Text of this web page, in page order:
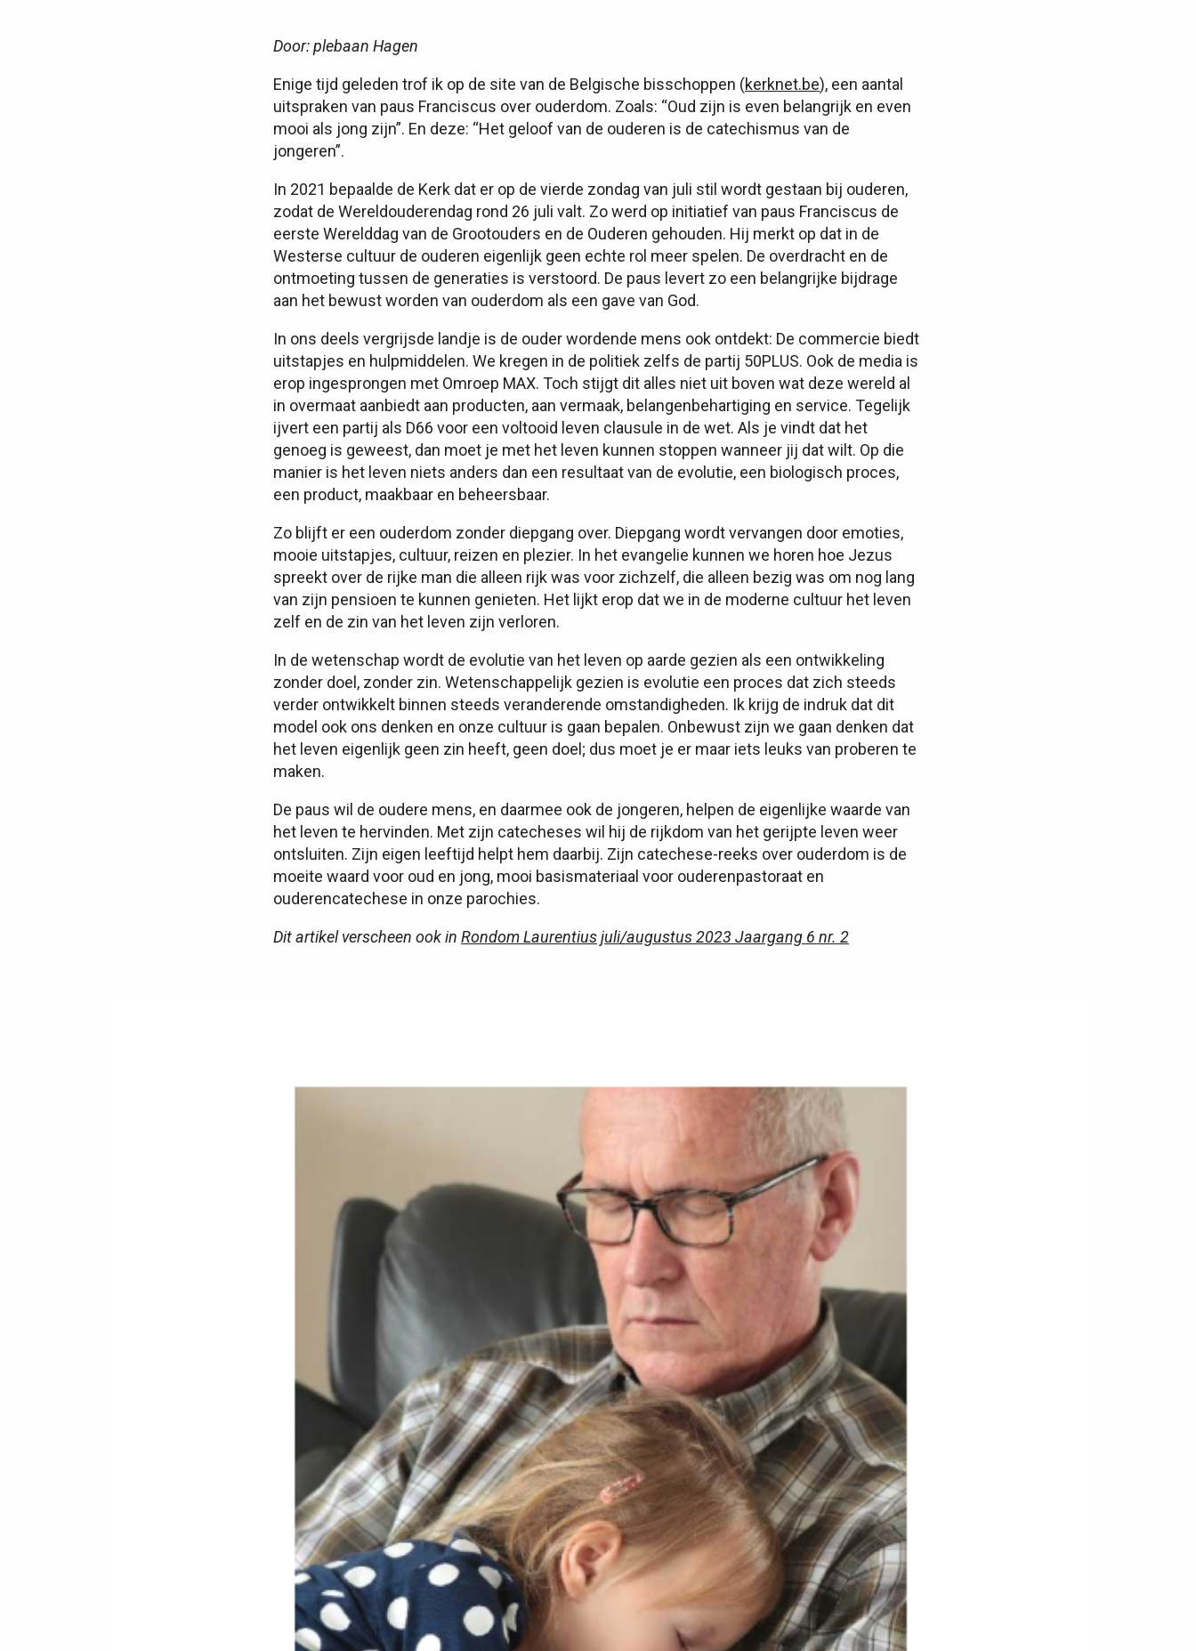
Door: plebaan Hagen
Enige tijd geleden trof ik op de site van de Belgische bisschoppen (kerknet.be), een aantal
uitspraken van paus Franciscus over ouderdom. Zoals: “Oud zijn is even belangrijk en even
mooi als jong zijn”. En deze: “Het geloof van de ouderen is de catechismus van de
jongeren”.
In 2021 bepaalde de Kerk dat er op de vierde zondag van juli stil wordt gestaan bij ouderen,
zodat de Wereldouderendag rond 26 juli valt. Zo werd op initiatief van paus Franciscus de
eerste Werelddag van de Grootouders en de Ouderen gehouden. Hij merkt op dat in de
Westerse cultuur de ouderen eigenlijk geen echte rol meer spelen. De overdracht en de
ontmoeting tussen de generaties is verstoord. De paus levert zo een belangrijke bijdrage
aan het bewust worden van ouderdom als een gave van God.
In ons deels vergrijsde landje is de ouder wordende mens ook ontdekt: De commercie biedt
uitstapjes en hulpmiddelen. We kregen in de politiek zelfs de partij 50PLUS. Ook de media is
erop ingesprongen met Omroep MAX. Toch stijgt dit alles niet uit boven wat deze wereld al
in overmaat aanbiedt aan producten, aan vermaak, belangenbehartiging en service. Tegelijk
ijvert een partij als D66 voor een voltooid leven clausule in de wet. Als je vindt dat het
genoeg is geweest, dan moet je met het leven kunnen stoppen wanneer jij dat wilt. Op die
manier is het leven niets anders dan een resultaat van de evolutie, een biologisch proces,
een product, maakbaar en beheersbaar.
Zo blijft er een ouderdom zonder diepgang over. Diepgang wordt vervangen door emoties,
mooie uitstapjes, cultuur, reizen en plezier. In het evangelie kunnen we horen hoe Jezus
spreekt over de rijke man die alleen rijk was voor zichzelf, die alleen bezig was om nog lang
van zijn pensioen te kunnen genieten. Het lijkt erop dat we in de moderne cultuur het leven
zelf en de zin van het leven zijn verloren.
In de wetenschap wordt de evolutie van het leven op aarde gezien als een ontwikkeling
zonder doel, zonder zin. Wetenschappelijk gezien is evolutie een proces dat zich steeds
verder ontwikkelt binnen steeds veranderende omstandigheden. Ik krijg de indruk dat dit
model ook ons denken en onze cultuur is gaan bepalen. Onbewust zijn we gaan denken dat
het leven eigenlijk geen zin heeft, geen doel; dus moet je er maar iets leuks van proberen te
maken.
De paus wil de oudere mens, en daarmee ook de jongeren, helpen de eigenlijke waarde van
het leven te hervinden. Met zijn catecheses wil hij de rijkdom van het gerijpte leven weer
ontsluiten. Zijn eigen leeftijd helpt hem daarbij. Zijn catechese-reeks over ouderdom is de
moeite waard voor oud en jong, mooi basismateriaal voor ouderenpastoraat en
ouderencatechese in onze parochies.
Dit artikel verscheen ook in Rondom Laurentius juli/augustus 2023 Jaargang 6 nr. 2